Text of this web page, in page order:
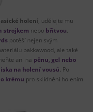
holení, udělejte mu
strojkem nebo břitvou.
potěší nejen svým
pakkawood, ale také
ani na pěnu, gel nebo
na holení vousů. Po
krému pro sklidnění holením